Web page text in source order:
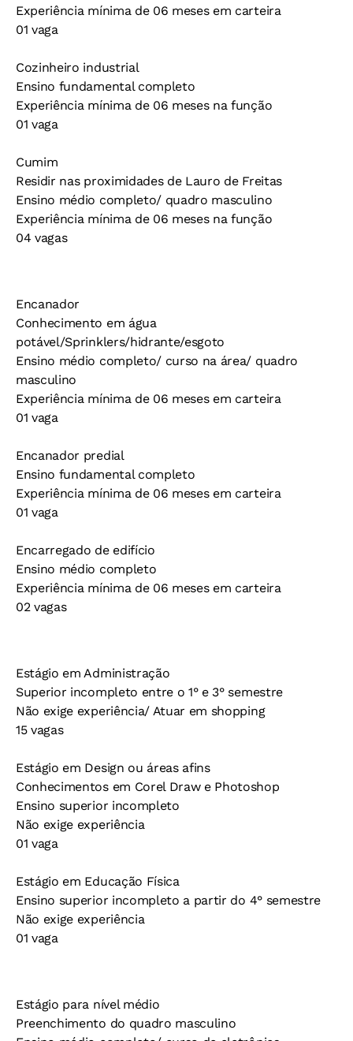
Experiência mínima de 06 meses em carteira
01 vaga
Cozinheiro industrial
Ensino fundamental completo
Experiência mínima de 06 meses na função
01 vaga
Cumim
Residir nas proximidades de Lauro de Freitas
Ensino médio completo/ quadro masculino
Experiência mínima de 06 meses na função
04 vagas
Encanador
Conhecimento em água
potável/Sprinklers/hidrante/esgoto
Ensino médio completo/ curso na área/ quadro
masculino
Experiência mínima de 06 meses em carteira
01 vaga
Encanador predial
Ensino fundamental completo
Experiência mínima de 06 meses em carteira
01 vaga
Encarregado de edifício
Ensino médio completo
Experiência mínima de 06 meses em carteira
02 vagas
Estágio em Administração
Superior incompleto entre o 1° e 3° semestre
Não exige experiência/ Atuar em shopping
15 vagas
Estágio em Design ou áreas afins
Conhecimentos em Corel Draw e Photoshop
Ensino superior incompleto
Não exige experiência
01 vaga
Estágio em Educação Física
Ensino superior incompleto a partir do 4° semestre
Não exige experiência
01 vaga
Estágio para nível médio
Preenchimento do quadro masculino